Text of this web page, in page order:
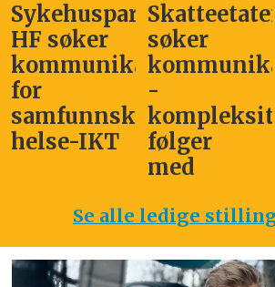
Sykehuspartner
HF søker
kommunikasjonssjef
for
samfunnskritisk
helse-IKT
søker
-
følger
med
Se alle ledige